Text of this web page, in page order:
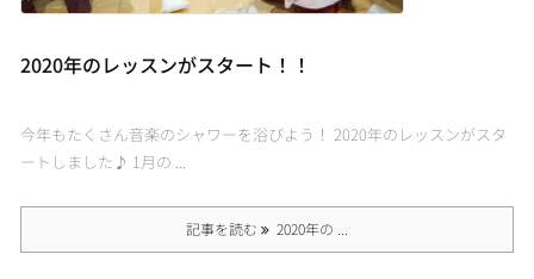
2020年のレッスンがスタート！！
今年もたくさん音楽のシャワーを浴びよう！ 2020年のレッスンがスタ
ートしました♪ 1月の ...
記事を読む 2020年の ...